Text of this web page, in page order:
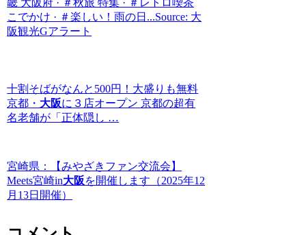
畿 大阪府 · ＃秋旅 特集 · ＃レトロ喫茶
こでかけ · ＃楽しい！雨の日...Source: 大
阪観光Gアラート
十割そばがなんと500円！大盛りも無料
京都・ 大阪に３店オープン 京都の超有
名老舗が「正体隠し …
宮崎県：【みやざきファン交流会】
Meets宮崎in大阪を開催します（2025年12
月13日開催）